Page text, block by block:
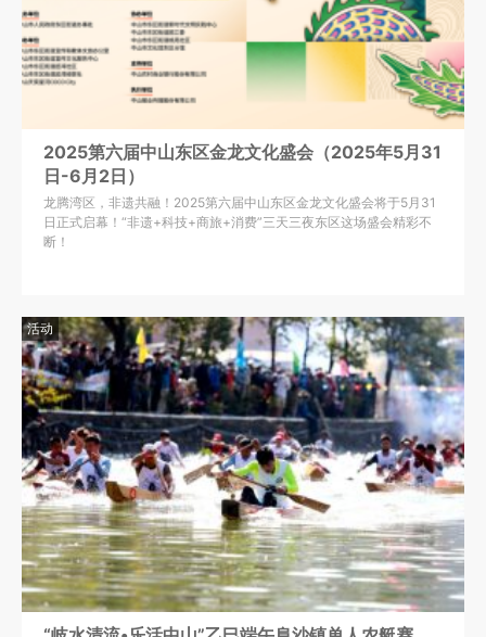
2025第六届中山东区金龙文化盛会（2025年5月31
日-6月2日）
龙腾湾区，非遗共融！2025第六届中山东区金龙文化盛会将于5月31
日正式启幕！“非遗+科技+商旅+消费”三天三夜东区这场盛会精彩不
断！
活动